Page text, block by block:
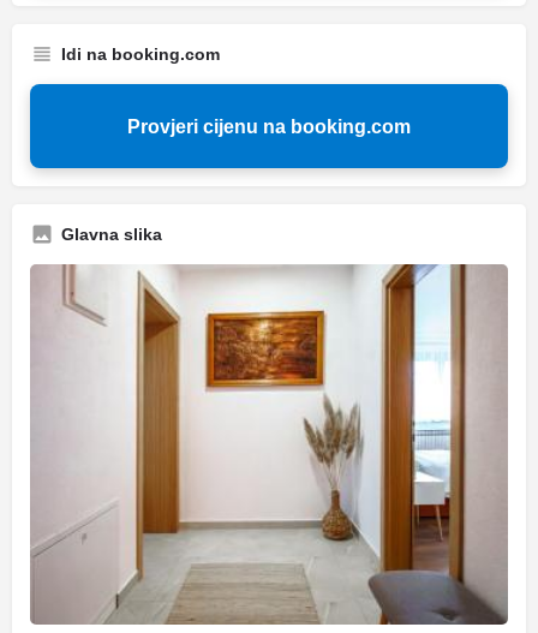
Idi na booking.com
Provjeri cijenu na booking.com
Glavna slika